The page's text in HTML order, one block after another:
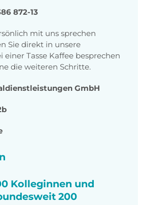
872-13
mit uns sprechen
Sie direkt in unsere
einer Tasse Kaffee besprechen
die weiteren Schritte.
GmbH
Kolleginnen und
200